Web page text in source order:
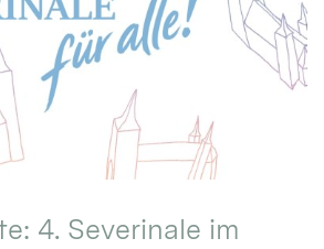
4. Severinale im